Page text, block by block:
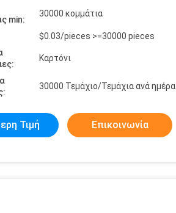
min:
30000 κομμάτια
$0.03/pieces >=30000 pieces
Καρτόνι
30000 Τεμάχιο/Τεμάχια ανά ημέρα
Τιμή Επικοινωνία